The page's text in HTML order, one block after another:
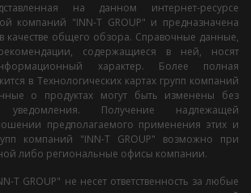
на данном интернет-ресурсе
компаний "INN-T GROUP" и предназначена
качестве общего обзора. Справочные данные,
содержащиеся в ней, носят
характер. Более полная
в Технологических картах групп компаний
о продуктах могут быть изменены без
уведомления. Получение надлежащей
предполагаемого применения этих и
компаний "INN-T GROUP" возможно при
либо региональные офисы компании.
T GROUP" не несет ответственность за любые